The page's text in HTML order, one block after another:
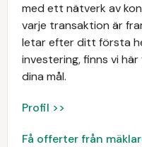
med ett nätverk av
varje transaktion är
letar efter ditt första
investering, finns vi
dina mål.
Profil >>
Få offerter från